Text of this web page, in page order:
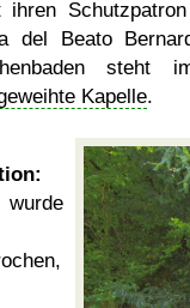
ihren
del Beato
steht
Kapelle.